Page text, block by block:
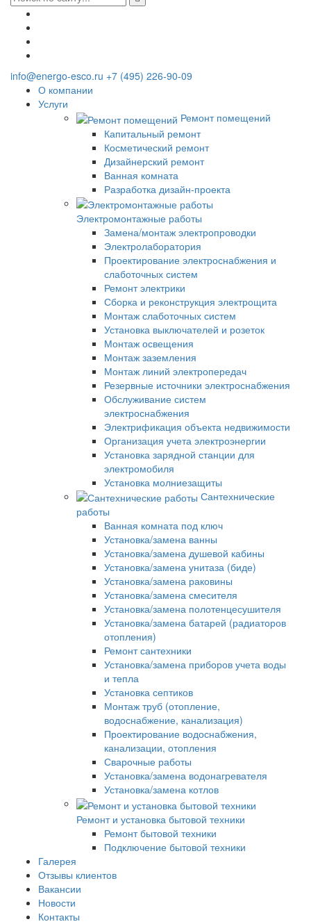
info@energo-esco.ru +7 (495) 226-90-09
О компании
Услуги
Ремонт помещений
Капитальный ремонт
Косметический ремонт
Дизайнерский ремонт
Ванная комната
Разработка дизайн-проекта
Электромонтажные работы
Замена/монтаж электропроводки
Электролаборатория
Проектирование электроснабжения и
слаботочных систем
Ремонт электрики
Сборка и реконструкция электрощита
Монтаж слаботочных систем
Установка выключателей и розеток
Монтаж освещения
Монтаж заземления
Монтаж линий электропередач
Резервные источники электроснабжения
Обслуживание систем
электроснабжения
Электрификация объекта недвижимости
Организация учета электроэнергии
Установка зарядной станции для
электромобиля
Установка молниезащиты
Сантехнические
работы
Ванная комната под ключ
Установка/замена ванны
Установка/замена душевой кабины
Установка/замена унитаза (биде)
Установка/замена раковины
Установка/замена смесителя
Установка/замена полотенцесушителя
Установка/замена батарей (радиаторов
отопления)
Ремонт сантехники
Установка/замена приборов учета воды
и тепла
Установка септиков
Монтаж труб (отопление,
водоснабжение, канализация)
Проектирование водоснабжения,
канализации, отопления
Сварочные работы
Установка/замена водонагревателя
Установка/замена котлов
Ремонт и установка бытовой техники
Ремонт бытовой техники
Подключение бытовой техники
Галерея
Отзывы клиентов
Вакансии
Новости
Контакты